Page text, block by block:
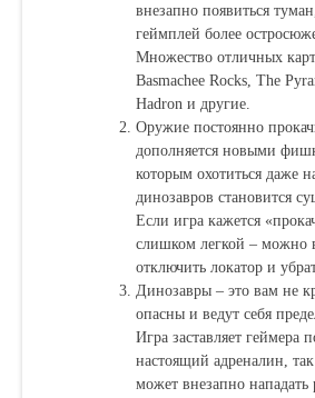
внезапно появиться
геймплей более
Множество отличных
Basmachee Rocks, The
Hadron и другие.
Оружие постоянно
дополняется новыми
которым охотиться даже
динозавров становится
Если игра кажется
слишком легкой – можно
отключить локатор и
Динозавры – это вам не
опасны и ведут себя
Игра заставляет геймера
настоящий адреналин,
может внезапно нападать